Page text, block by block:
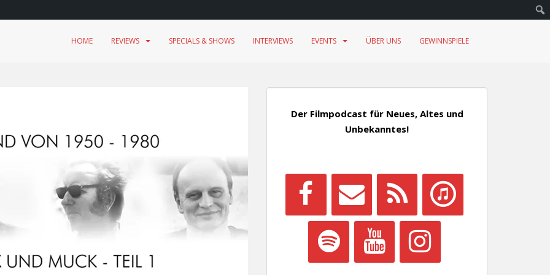
HOME REVIEWS SPECIALS & SHOWS INTERVIEWS EVENTS ÜBER UNS GEWINNSPIELE
Der Filmpodcast für Neues, Altes und
Unbekanntes!